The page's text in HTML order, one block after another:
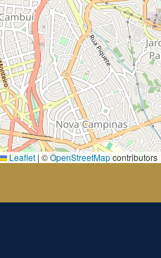
Leaflet | ©OpenStreetMapcontributors